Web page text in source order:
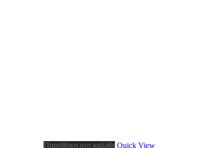
Προσθήκη στο καλάθι Quick View